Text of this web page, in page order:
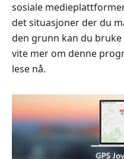
sosiale
det situasjoner der du
den grunn kan du bruke
vite mer om denne
lese nå.